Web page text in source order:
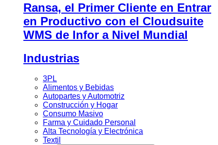
Ransa, el Primer Cliente en Entrar
en Productivo con el Cloudsuite
WMS de Infor a Nivel Mundial
Industrias
3PL
Alimentos y Bebidas
Autopartes y Automotriz
Construcción y Hogar
Consumo Masivo
Farma y Cuidado Personal
Alta Tecnología y Electrónica
Textil